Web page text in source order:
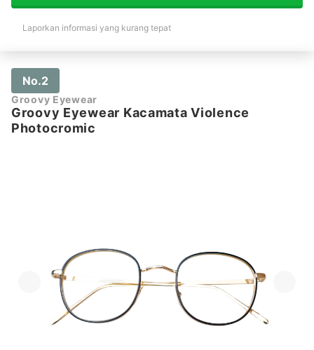
Laporkan informasi yang kurang tepat
No.2
Groovy Eyewear
Groovy Eyewear Kacamata Violence
Photocromic